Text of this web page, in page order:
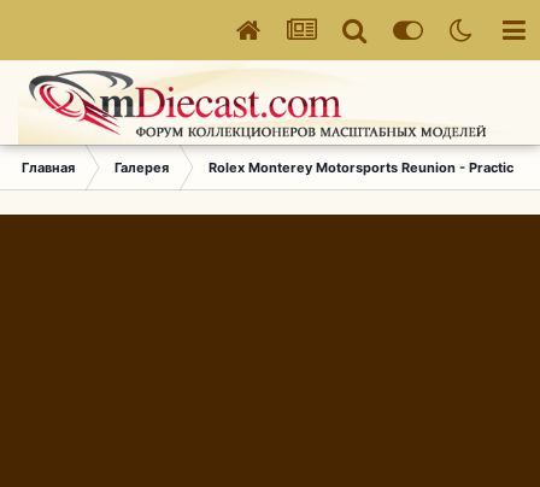
Главная Галерея Rolex Monterey Motorsports Reunion - Practice